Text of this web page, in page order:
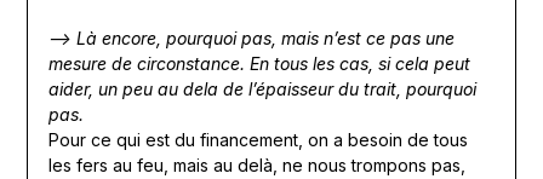
—> Là encore, pourquoi pas, mais n’est ce pas une
mesure de circonstance. En tous les cas, si cela peut
aider, un peu au dela de l’épaisseur du trait, pourquoi
pas.
Pour ce qui est du financement, on a besoin de tous
les fers au feu, mais au delà, ne nous trompons pas,